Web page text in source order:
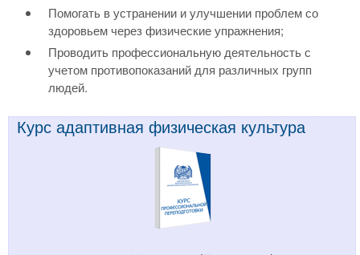
Помогать в устранении и улучшении проблем со
здоровьем через физические упражнения;
Проводить профессиональную деятельность с
учетом противопоказаний для различных групп
людей.
Курс адаптивная физическая культура